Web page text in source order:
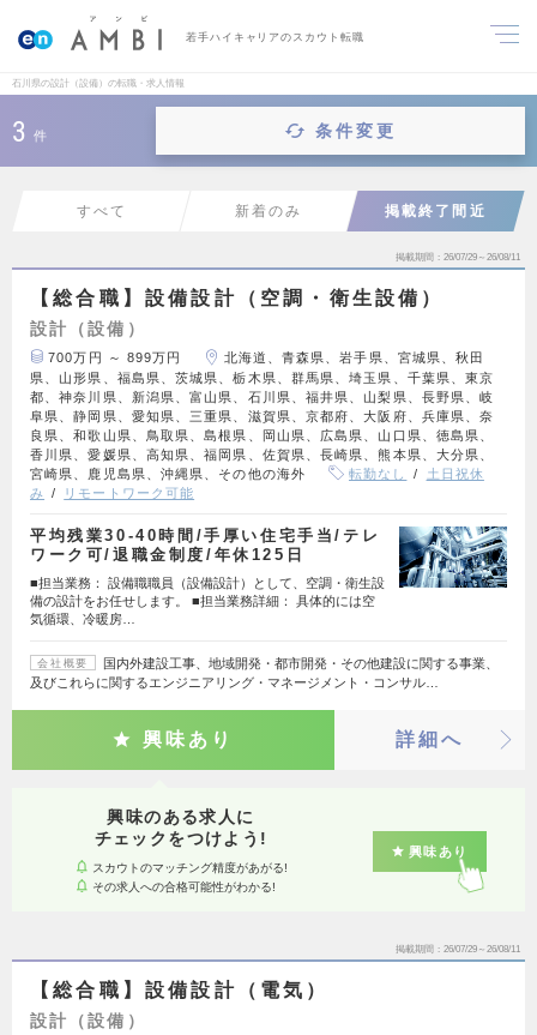
若手ハイキャリアのスカウト転職
石川県の設計（設備）の転職・求人情報
3 件 条件変更
すべて 新着のみ 掲載終了間近
掲載期間 26/07/29～26/08/11
【総合職】設備設計（空調・衛生設備）
設計（設備）
700万円 ～ 899万円
北海道、青森県、岩手県、宮城県、秋田
県、山形県、福島県、茨城県、栃木県、群馬県、埼玉県、千葉県、東京
都、神奈川県、新潟県、富山県、石川県、福井県、山梨県、長野県、岐
阜県、静岡県、愛知県、三重県、滋賀県、京都府、大阪府、兵庫県、奈
良県、和歌山県、鳥取県、島根県、岡山県、広島県、山口県、徳島県、
香川県、愛媛県、高知県、福岡県、佐賀県、長崎県、熊本県、大分県、
宮崎県、鹿児島県、沖縄県、その他の海外
転勤なし
土日祝休
み
リモートワーク可能
平均残業30‐40時間/手厚い住宅手当/テレ
ワーク可/退職金制度/年休125日
■担当業務： 設備職職員（設備設計）として、空調・衛生設
備の設計をお任せします。 ■担当業務詳細： 具体的には空
気循環、冷暖房…
会社概要
国内外建設工事、地域開発・都市開発・その他建設に関する事業、
及びこれらに関するエンジニアリング・マネージメント・コンサル…
興味あり 詳細へ
興味のある求人に
チェックをつけよう!
スカウトのマッチング精度があがる!
その求人への合格可能性がわかる!
興味あり
掲載期間 26/07/29～26/08/11
【総合職】設備設計（電気）
設計（設備）